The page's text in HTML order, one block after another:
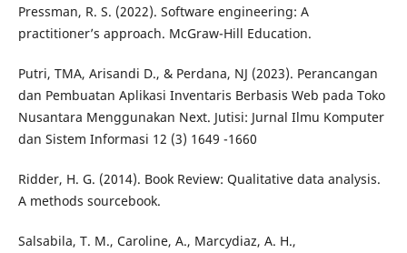
Pressman, R. S. (2022). Software engineering: A
practitioner’s approach. McGraw-Hill Education.
Putri, TMA, Arisandi D., & Perdana, NJ (2023). Perancangan
dan Pembuatan Aplikasi Inventaris Berbasis Web pada Toko
Nusantara Menggunakan Next. Jutisi: Jurnal Ilmu Komputer
dan Sistem Informasi 12 (3) 1649 -1660
Ridder, H. G. (2014). Book Review: Qualitative data analysis.
A methods sourcebook.
Salsabila, T. M., Caroline, A., Marcydiaz, A. H.,